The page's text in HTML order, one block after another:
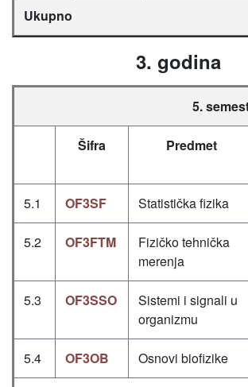
Ukupno
3. godina
5.
Šifra Predmet
5.1 OF3SF Statistička fizika
5.2 OF3FTM
Fizičko tehnička
merenja
5.3 OF3SSO
Sistemi i signali u
organizmu
5.4 OF3OB Osnovi biofizike